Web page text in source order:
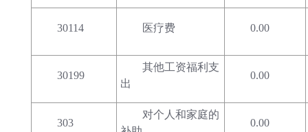
30114 医疗费 0.00
30199
其他工资福利支
出
0.00
303
对个人和家庭的
0.00